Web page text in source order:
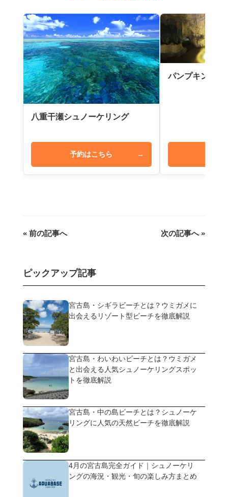
八重干瀬シュノーケリング
予約はこちら →
パンプキン鍾乳
« 前の記事へ 次の記事へ »
ピックアップ記事
宮古島・シギラビーチとは？ウミガメに
出会えるリゾート型ビーチを徹底解説
宮古島・わいわいビーチとは？ウミガメ
と出会える人気シュノーケリングスポッ
トを徹底解説
宮古島・中の島ビーチとは？シュノーケ
リングに人気の天然ビーチを徹底解説
4月の宮古島完全ガイド｜シュノーケリ
ングの海況・観光・旬の楽しみ方まとめ